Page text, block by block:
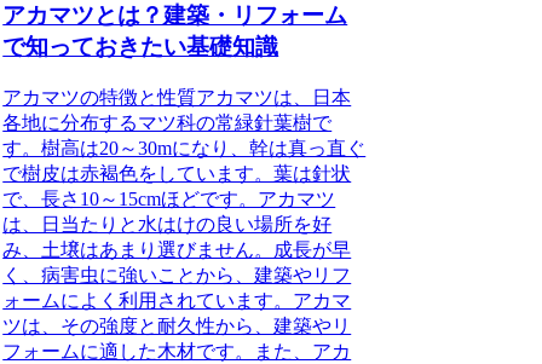
アカマツとは？建築・リフォーム
で知っておきたい基礎知識
アカマツの特徴と性質アカマツは、日本
各地に分布するマツ科の常緑針葉樹で
す。樹高は20～30mになり、幹は真っ直ぐ
で樹皮は赤褐色をしています。葉は針状
で、長さ10～15cmほどです。アカマツ
は、日当たりと水はけの良い場所を好
み、土壌はあまり選びません。成長が早
く、病害虫に強いことから、建築やリフ
ォームによく利用されています。アカマ
ツは、その強度と耐久性から、建築やリ
フォームに適した木材です。また、アカ